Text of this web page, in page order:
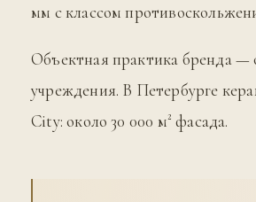
мм с классом
Объектная практика бренда
учреждения. В Петербурге
City: около 30 000 м² фасада.